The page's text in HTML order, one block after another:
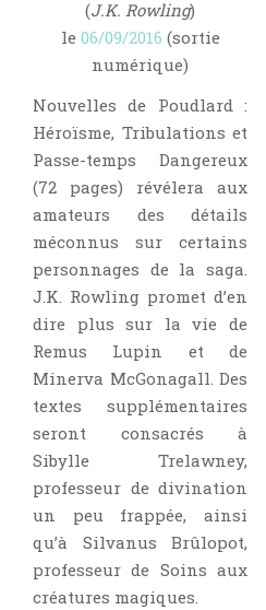
(J.K. Rowling)
le 06/09/2016 (sortie
numérique)
Nouvelles de Poudlard :
Héroïsme, Tribulations et
Passe-temps Dangereux
(72 pages) révélera aux
amateurs des détails
méconnus sur certains
personnages de la saga.
J.K. Rowling promet d’en
dire plus sur la vie de
Remus Lupin et de
Minerva McGonagall. Des
textes supplémentaires
seront consacrés à
Sibylle Trelawney,
professeur de divination
un peu frappée, ainsi
qu’à Silvanus Brûlopot,
professeur de Soins aux
créatures magiques.